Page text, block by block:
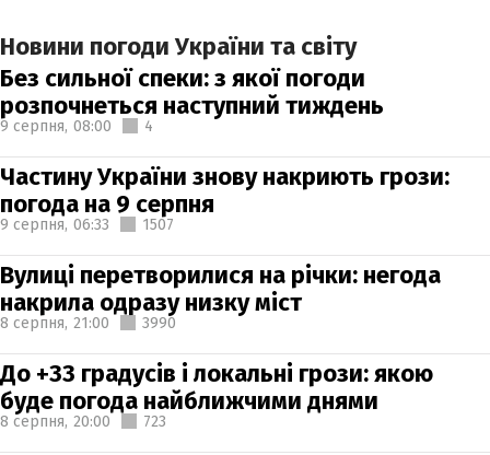
Новини погоди України та світу
Без сильної спеки: з якої погоди
розпочнеться наступний тиждень
9 серпня, 08:00 4
Частину України знову накриють грози:
погода на 9 серпня
9 серпня, 06:33 1507
Вулиці перетворилися на річки: негода
накрила одразу низку міст
8 серпня, 21:00 3990
До +33 градусів і локальні грози: якою
буде погода найближчими днями
8 серпня, 20:00 723